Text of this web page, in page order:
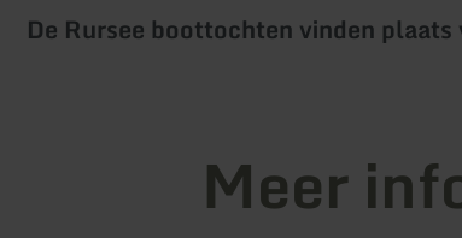
De Rursee boottochten vinden
Meer